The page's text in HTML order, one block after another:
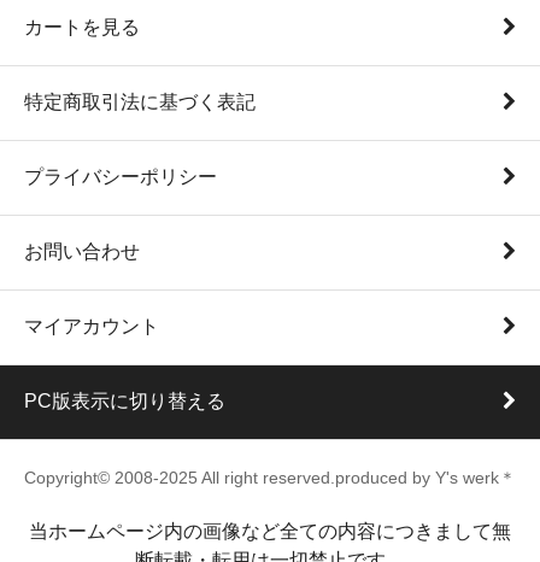
カートを見る
特定商取引法に基づく表記
プライバシーポリシー
お問い合わせ
マイアカウント
PC版表示に切り替える
Copyright© 2008-2025 All right reserved.produced by Y's werk＊
当ホームページ内の画像など全ての内容につきまして無